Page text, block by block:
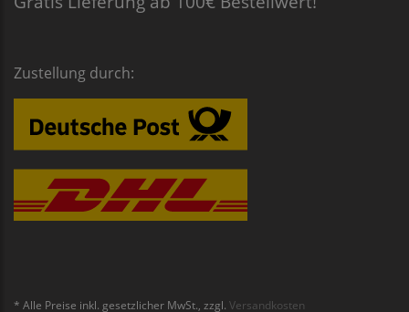
Zustellung durch:
* Alle Preise inkl. gesetzlicher MwSt., zzgl. Versandkosten